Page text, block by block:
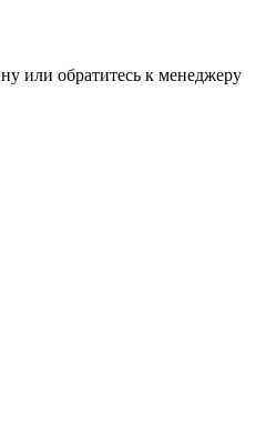
или обратитесь к менеджеру